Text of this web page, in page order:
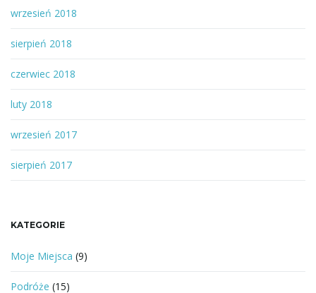
wrzesień 2018
sierpień 2018
czerwiec 2018
luty 2018
wrzesień 2017
sierpień 2017
KATEGORIE
Moje Miejsca (9)
Podróże (15)